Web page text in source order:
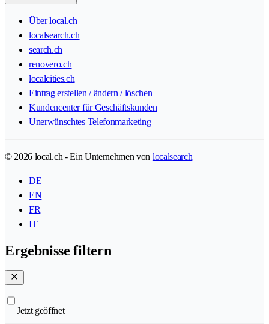
Über local.ch
localsearch.ch
search.ch
renovero.ch
localcities.ch
Eintrag erstellen / ändern / löschen
Kundencenter für Geschäftskunden
Unerwünschtes Telefonmarketing
© 2026 local.ch - Ein Unternehmen von localsearch
DE
EN
FR
IT
Ergebnisse filtern
Jetzt geöffnet